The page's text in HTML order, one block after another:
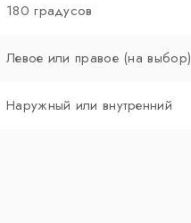
180 градусов
Левое или правое (на выбор)
Наружный или внутренний